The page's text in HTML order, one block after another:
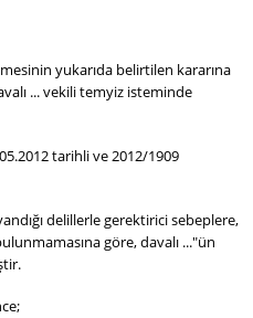
yukarıda belirtilen kararına
... vekili temyiz isteminde
tarihli ve 2012/1909
delillerle gerektirici sebeplere,
göre, davalı ..."ün